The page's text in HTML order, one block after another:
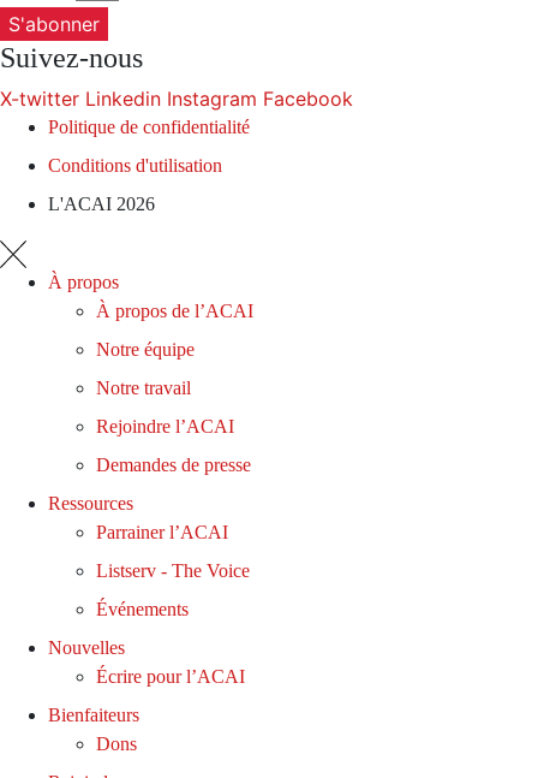
S'abonner
Suivez-nous
X-twitter Linkedin Instagram Facebook
Politique de confidentialité
Conditions d'utilisation
L'ACAI 2026
À propos
À propos de l’ACAI
Notre équipe
Notre travail
Rejoindre l’ACAI
Demandes de presse
Ressources
Parrainer l’ACAI
Listserv - The Voice
Événements
Nouvelles
Écrire pour l’ACAI
Bienfaiteurs
Dons